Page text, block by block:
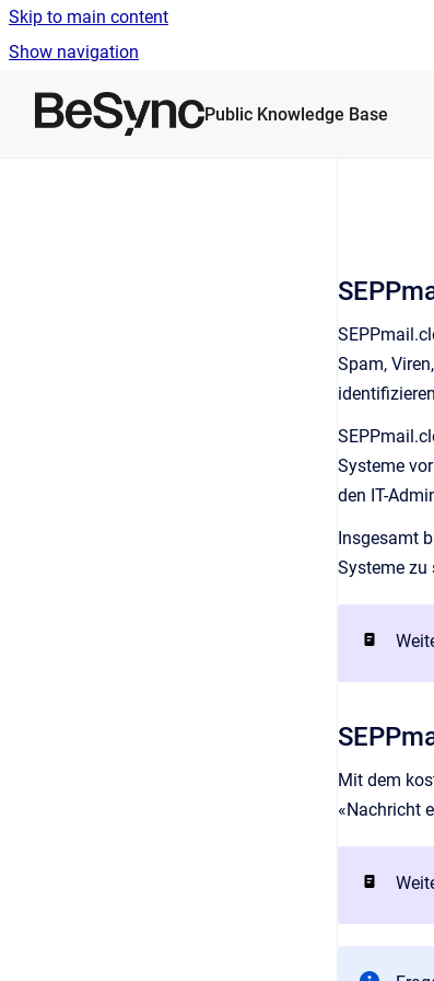
Skip to main content
Show navigation
Public Knowledge Base
Spam,
Systeme
den IT-
Insgesamt
Systeme zu
Mit dem
«Nachricht